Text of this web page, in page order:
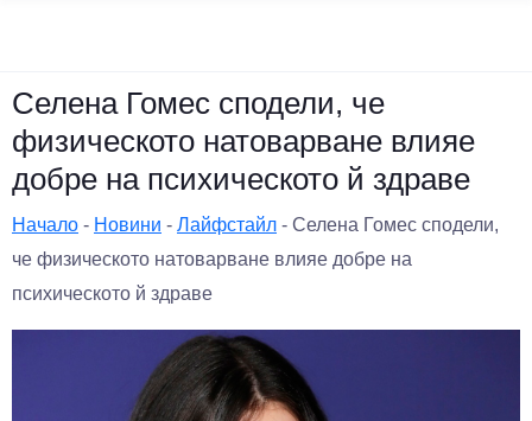
Селена Гомес сподели, че
физическото натоварване влияе
добре на психическото й здраве
Начало - Новини - Лайфстайл - Селена Гомес сподели,
че физическото натоварване влияе добре на
психическото й здраве